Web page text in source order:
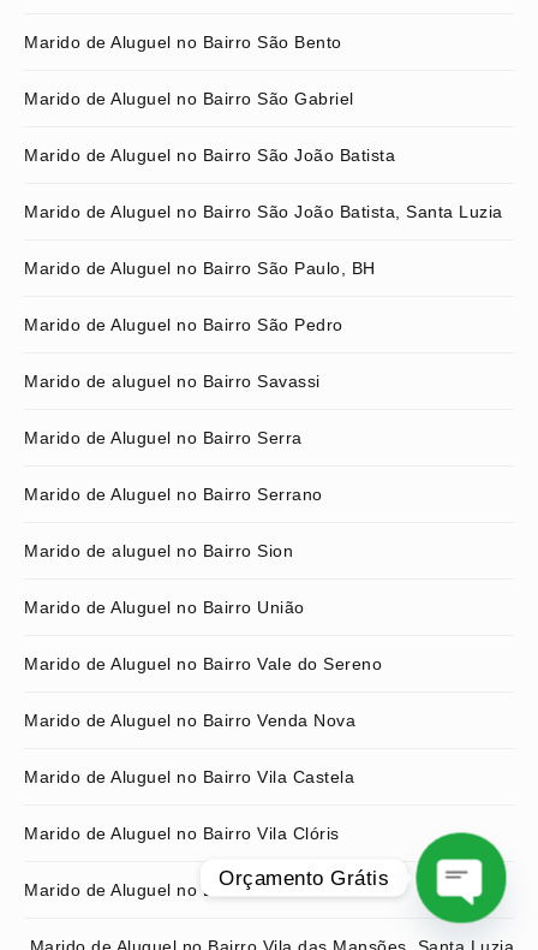
Marido de Aluguel no Bairro São Bento
Marido de Aluguel no Bairro São Gabriel
Marido de Aluguel no Bairro São João Batista
Marido de Aluguel no Bairro São João Batista, Santa Luzia
Marido de Aluguel no Bairro São Paulo, BH
Marido de Aluguel no Bairro São Pedro
Marido de aluguel no Bairro Savassi
Marido de Aluguel no Bairro Serra
Marido de Aluguel no Bairro Serrano
Marido de aluguel no Bairro Sion
Marido de Aluguel no Bairro União
Marido de Aluguel no Bairro Vale do Sereno
Marido de Aluguel no Bairro Venda Nova
Marido de Aluguel no Bairro Vila Castela
Marido de Aluguel no Bairro Vila Clóris
Marido de Aluguel no Bairro Vila da Serra
Orçamento Grátis
O